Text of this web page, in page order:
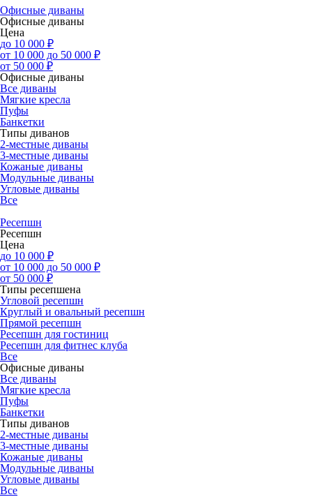
Офисные диваны
Офисные диваны
Цена
до 10 000 ₽
от 10 000 до 50 000 ₽
от 50 000 ₽
Офисные диваны
Все диваны
Мягкие кресла
Пуфы
Банкетки
Типы диванов
2-местные диваны
3-местные диваны
Кожаные диваны
Модульные диваны
Угловые диваны
Все
Ресепшн
Ресепшн
Цена
до 10 000 ₽
от 10 000 до 50 000 ₽
от 50 000 ₽
Типы ресепшена
Угловой ресепшн
Круглый и овальный ресепшн
Прямой ресепшн
Ресепшн для гостиниц
Ресепшн для фитнес клуба
Все
Офисные диваны
Все диваны
Мягкие кресла
Пуфы
Банкетки
Типы диванов
2-местные диваны
3-местные диваны
Кожаные диваны
Модульные диваны
Угловые диваны
Все